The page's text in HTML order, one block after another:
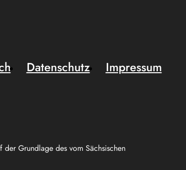
Grundlage des vom Sächsischen
Datenschutz
Impressum